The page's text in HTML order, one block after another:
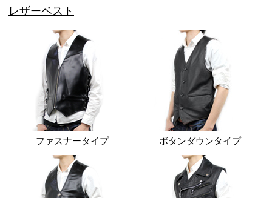
レザーベスト
ファスナータイプ ボタンダウンタイプ